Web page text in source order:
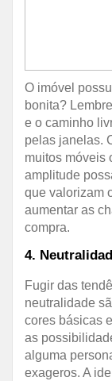
O imóvel
bonita?
e o caminho
pelas janelas.
muitos móveis
amplitude
que valorizam
aumentar as
compra.
4.
Fugir das
neutralidade
cores básicas
as
alguma
exageros. A